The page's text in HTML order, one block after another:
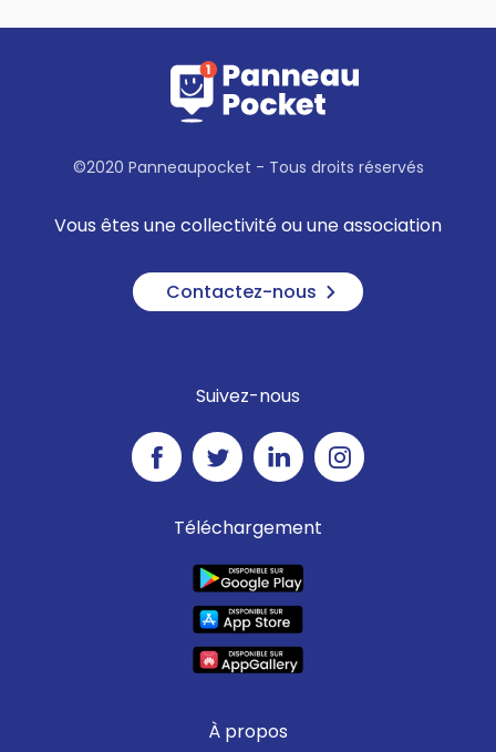
©2020 Panneaupocket - Tous droits réservés
Vous êtes une collectivité ou une association
Contactez-nous
Suivez-nous
Téléchargement
À propos